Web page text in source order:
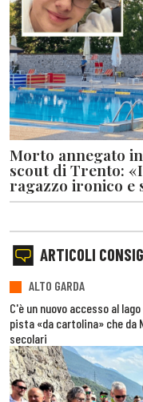
Morto annegato
scout di Trento:
ragazzo ironico e
ARTICOLI
ALTO GARDA
C'è un nuovo accesso al
pista «da cartolina» che da
secolari